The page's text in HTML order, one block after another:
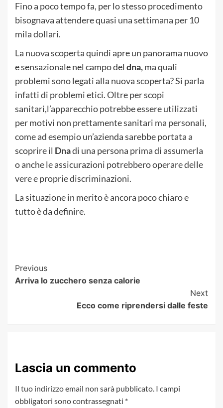
Fino a poco tempo fa, per lo stesso procedimento
bisognava attendere quasi una settimana per 10
mila dollari.
La nuova scoperta quindi apre un panorama nuovo
e sensazionale nel campo del dna,ma quali
problemi sono legati alla nuova scoperta? Si parla
infatti di problemi etici. Oltre per scopi
sanitari,l’apparecchio potrebbe essere utilizzati
per motivi non prettamente sanitari ma personali,
come ad esempio un’azienda sarebbe portata a
scoprire il Dnadi una persona prima di assumerla
o anche le assicurazioni potrebbero operare delle
vere e proprie discriminazioni.
La situazione in merito è ancora poco chiaro e
tutto è da definire.
Post
Navigation
Previous
Arriva lo zucchero senza calorie
Next
Ecco come riprendersi dalle feste
Lascia un commento
Il tuo indirizzo email non sarà pubblicato. I campi
obbligatori sono contrassegnati *